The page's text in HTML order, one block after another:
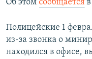
Об этом сообщается
Полицейские 1
из-за звонка о
находился в офисе,